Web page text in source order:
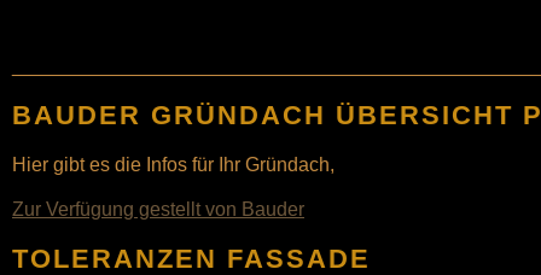
BAUDER GRÜNDACH ÜBERSICHT
Hier gibt es die Infos für Ihr Gründach,
Zur Verfügung gestellt von Bauder
TOLERANZEN FASSADE